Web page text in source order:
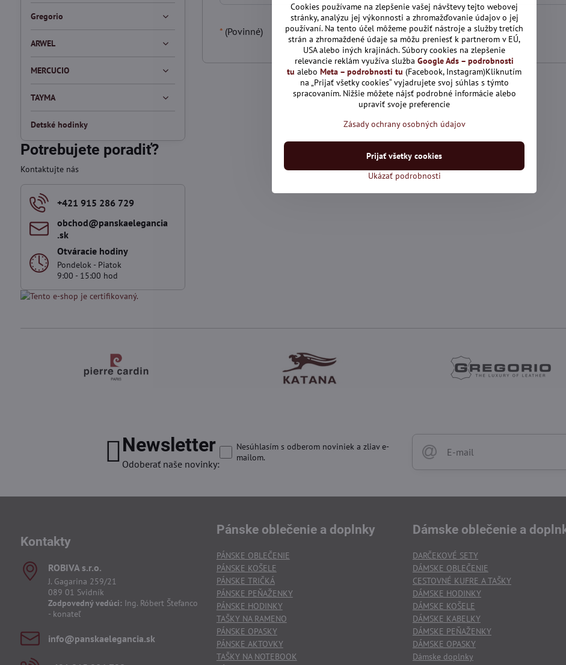
* (Povinné)
Gregorio
ARWEL
MERCUCIO
TAYMA
Detské hodinky
Potrebujete poradiť?
Kontaktujte nás
+421 915 286 729
obchod​@panskaelegancia​
.sk
Otváracie hodiny
Pondelok - Piatok
9:00 - 15:00 hod
Newsletter
Odoberať naše novinky:
Nesúhlasím s odberom noviniek a zliav e-
mailom.
Kontakty
ROBIVA s​.r​.o​.
J. Gagarina 259/21
089 01 Svidník
Zodpovedný vedúci: Ing. Róbert Štefanco
- konateľ
info​@panskaelegancia​.sk
Pánske oblečenie a doplnky
PÁNSKE OBLEČENIE
PÁNSKE KOŠELE
PÁNSKE TRIČKÁ
PÁNSKE PEŇAŽENKY
PÁNSKE HODINKY
TAŠKY NA RAMENO
PÁNSKE OPASKY
PÁNSKE AKTOVKY
TAŠKY NA NOTEBOOK
Dámske oblečenie a
DARČEKOVÉ SETY
DÁMSKE OBLEČENIE
CESTOVNÉ KUFRE A TAŠKY
DÁMSKE HODINKY
DÁMSKE KOŠELE
DÁMSKE KABELKY
DÁMSKE PEŇAŽENKY
DÁMSKE OPASKY
Dámske doplnky
Cookies používame na zlepšenie vašej návštevy tejto webovej
stránky, analýzu jej výkonnosti a zhromažďovanie údajov o jej
používaní. Na tento účel môžeme použiť nástroje a služby tretích
strán a zhromaždené údaje sa môžu preniesť k partnerom v EÚ,
USA alebo iných krajinách. Súbory cookies na zlepšenie
relevancie reklám využíva služba Google Ads – podrobnosti
tu alebo Meta – podrobnosti tu (Facebook, Instagram)Kliknutím
na „Prijať všetky cookies“ vyjadrujete svoj súhlas s týmto
spracovaním. Nižšie môžete nájsť podrobné informácie alebo
upraviť svoje preferencie
Zásady ochrany osobných údajov
Ukázať podrobnosti
Prijať všetky cookies